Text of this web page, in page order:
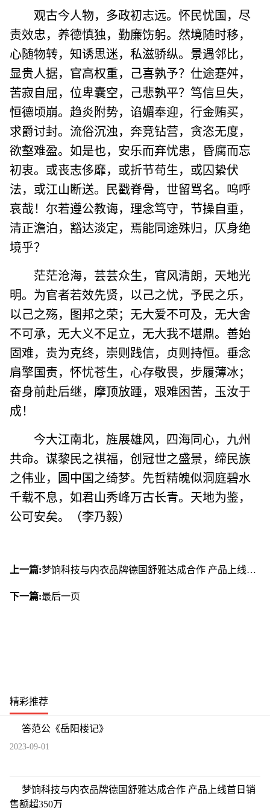
观古今人物，多政初志远。怀民忧国，尽
责效忠，养德慎独，勤廉饬躬。然境随时移，
心随物转，知诱思迷，私滋骄纵。景遇邻比，
显贵人据，官高权重，己喜孰予？仕途蹇舛，
苦寂自屈，位卑囊空，己悲孰平？笃信旦失，
恒德顷崩。趋炎附势，谄媚奉迎，行金贿买，
求爵讨封。流俗沉浊，奔竞钻营，贪恣无度，
欲壑难盈。如是也，安乐而弃忧患，昏腐而忘
初衷。或丧志侈靡，或折节苟生，或囚絷伏
法，或江山断送。民戳脊骨，世留骂名。呜呼
哀哉！尔若遵公教诲，理念笃守，节操自重，
清正澹泊，豁达淡定，焉能同途殊归，仄身绝
境乎？
茫茫沧海，芸芸众生，官风清朗，天地光
明。为官者若效先贤，以己之忧，予民之乐，
以己之殇，图邦之荣；无大爱不可及，无大舍
不可承，无大义不足立，无大我不堪鼎。善始
固难，贵为克终，崇则践信，贞则持恒。垂念
肩擎国责，怀忧苍生，心存敬畏，步履薄冰；
奋身前赴后继，摩顶放踵，艰难困苦，玉汝于
成！
今大江南北，旌展雄风，四海同心，九州
共命。谋黎民之祺福，创冠世之盛景，缔民族
之伟业，圆中国之绮梦。先哲精魄似洞庭碧水
千载不息，如君山秀峰万古长青。天地为鉴，
公可安矣。（李乃毅）
上一篇:梦饷科技与内衣品牌德国舒雅达成合作 产品上线首日销售额超350万
下一篇:最后一页
精彩推荐
答范公《岳阳楼记》
2023-09-01
梦饷科技与内衣品牌德国舒雅达成合作 产品上线首日销
售额超350万